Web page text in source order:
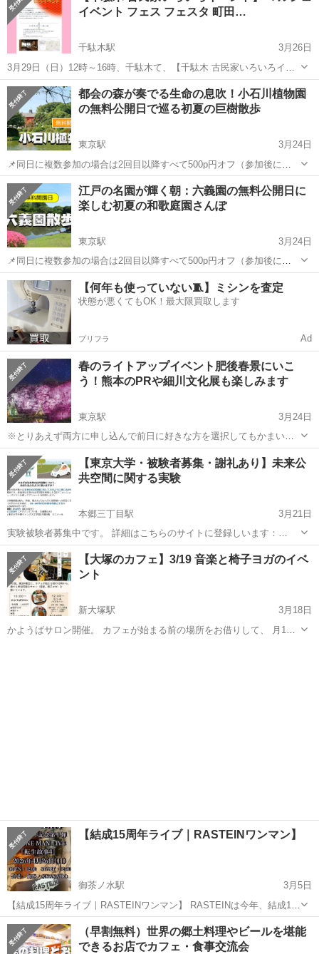
イベント フェス フェスタ 町田…
千駄木駅
3月26日
3月29日（日）12時～16時、千駄木て、【千駄木 古民家いろいろイベ
ント】を開催します。 ワークショップ、整体などのボディケア、アク
セサリー販売、占い、各種セラピー他、体に良い美味しいランチもお
楽しみ頂けます。 ...
東京 文京区 千駄木駅 その他 ヒーリング
都会の森が奏でる生命の息吹！小石川植物園
の無料公開日で巡る初夏の巨樹散歩
東京駅
3月24日
📌同日に複数参加の場合は2回目以降すべて500p円オフ（参加後に
500ptバック）となります。 サークルのイベント一覧はこちらです。
https://tunagate.com/circle/70865/events ...
東京 文京区 東京駅 その他 無料
江戸の名園が輝く朝：六義園の無料公開日に
楽しむ初夏の和歌庭園さんぽ
東京駅
3月24日
📌同日に複数参加の場合は2回目以降すべて500p円オフ（参加後に
500ptバック）となります。 サークルのイベント一覧はこちらです。
https://tunagate.com/circle/70865/events ...
東京 文京区 東京駅
【何年も使っていない🧵】ミシンを査定
状態が悪くてもOK！最大限買取します
プリフラ Ad
春のライトアップイベント肥後春景にいこ
う！熊本のPRや細川文化展も楽しみます
東京駅
3月24日
※とりあえず両方に申し込んで前日に好きな方を選択してもかまいま
せん。その場合のキャンセル料は発生しません（連絡いただければ取
り下げをします） ※主催者除く先着4名は300円オフ(参加後に300ptバ
ック)となります。 ...
東京 東京駅 その他 ブース
【東京大学・被験者募集・謝礼あり】未来公
共空間に関する実験
本郷三丁目駅
3月21日
実験被験者募集中です。 詳細はこちらのサイトに登録しいます：
https://theshare.info/examinee/itm_148 以下の内容でも予約できます。
興味がある方はぜひ！ 内容：歩行者が様々な未来の公共空間に...
東京 文京区 本郷三丁目駅 その他 謝礼
【大塚のカフェ】3/19 音楽と椅子ヨガのイベ
ント
新大塚駅
3月18日
かようばサロン開催。 カフェが始まる前の場所をお借りして、 月1
【結成15周年ライブ｜RASTEINワンマン】
御茶ノ水駅
3月5日
【結成15周年ライブ｜RASTEINワンマン】 RASTEINは今年、結成15
周年を迎えます。 東日本大震災の直後、2011年に活動を開始しまし
た。 メンバーの入れ替わりや活動停止など色々ありましたが、現在も
音...
東京 文京区 御茶ノ水駅 その他
（早割無料）世界の郷土料理やビールを堪能
できるお店でカフェ・食事交流会